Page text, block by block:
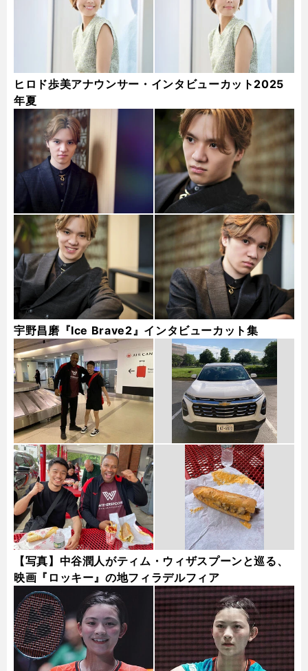
ヒロド歩美アナウンサー・インタビューカット2025
年夏
宇野昌磨『Ice Brave2』インタビューカット集
【写真】中谷潤人がティム・ウィザスプーンと巡る、
映画『ロッキー』の地フィラデルフィア